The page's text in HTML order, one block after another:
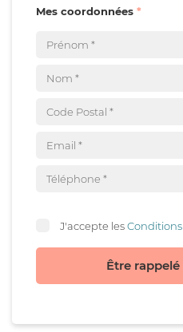
Mes coordonnées
J'accepte les
Être